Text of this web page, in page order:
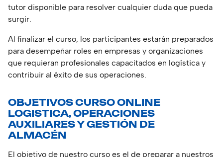
tutor disponible para resolver cualquier duda que pueda
surgir.
Al finalizar el curso, los participantes estarán preparados
para desempeñar roles en empresas y organizaciones
que requieran profesionales capacitados en logística y
contribuir al éxito de sus operaciones.
OBJETIVOS CURSO ONLINE
LOGISTICA, OPERACIONES
AUXILIARES Y GESTIÓN DE
ALMACÉN
El objetivo de nuestro curso es el de preparar a nuestros